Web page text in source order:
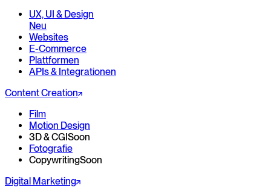
UX, UI & Design
Neu
Websites
E-Commerce
Plattformen
APIs & Integrationen
Content Creation
Film
Motion Design
3D & CGI Soon
Fotografie
CopywritingSoon
Digital Marketing